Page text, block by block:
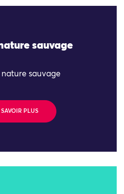
sauvage
nature sauvage
SAVOIR PLUS